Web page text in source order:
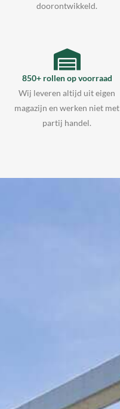
doorontwikkeld.
850+ rollen op voorraad
Wij leveren altijd uit eigen
magazijn en werken niet met
partij handel.